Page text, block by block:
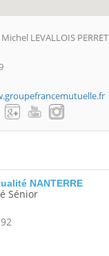
LEVALLOIS PERRET
NANTERRE
Sénior